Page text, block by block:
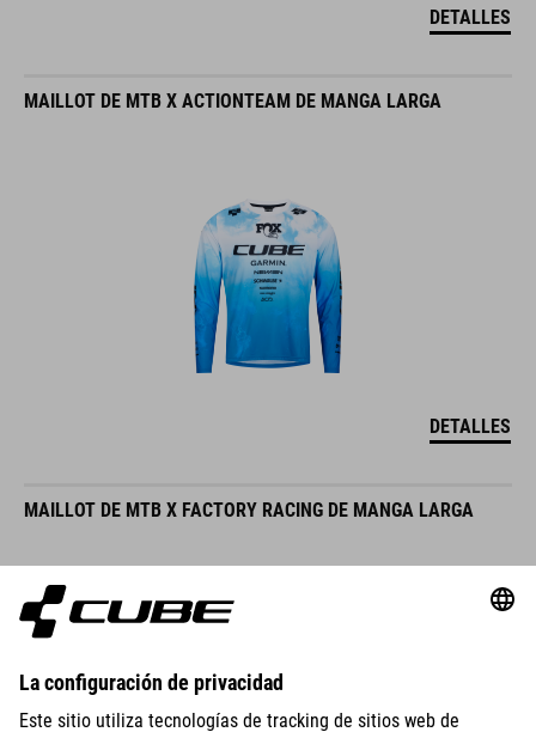
DETALLES
MAILLOT DE MTB X ACTIONTEAM DE MANGA LARGA
DETALLES
MAILLOT DE MTB X FACTORY RACING DE MANGA LARGA